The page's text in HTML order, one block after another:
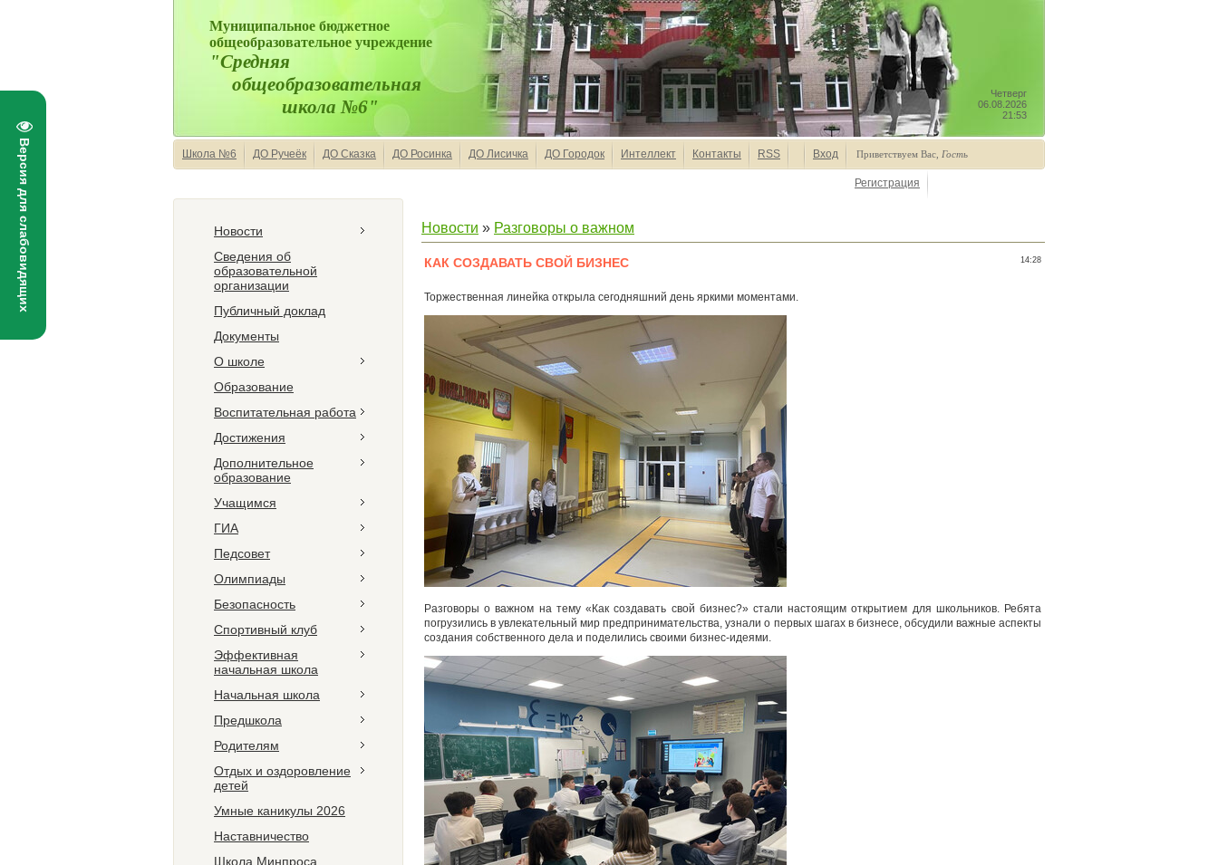
Версия для слабовидящих
Четверг
06.08.2026
21:53
Муниципальное бюджетное
общеобразовательное учреждение
"Средняя
общеобразовательная
школа №6"
Школа №6 ДО Ручеёк ДО Сказка ДО Росинка ДО Лисичка ДО Городок Интеллект Контакты RSS Приветствуем Вас Гость
Вход
Регистрация
Новости
Сведения об
образовательной
организации
Публичный доклад
Документы
О школе
Образование
Воспитательная работа
Достижения
Дополнительное
образование
Учащимся
ГИА
Педсовет
Олимпиады
Безопасность
Спортивный клуб
Эффективная
начальная школа
Начальная школа
Предшкола
Родителям
Отдых и оздоровление
детей
Умные каникулы 2026
Наставничество
Школа Минпроса
Новости » Разговоры о важном
14:28
КАК СОЗДАВАТЬ СВОЙ БИЗНЕС
Торжественная линейка открыла сегодняшний день яркими моментами.
Разговоры о важном на тему «Как создавать свой бизнес?» стали настоящим открытием для школьников. Ребята
погрузились в увлекательный мир предпринимательства, узнали о первых шагах в бизнесе, обсудили важные аспекты
создания собственного дела и поделились своими бизнес-идеями.